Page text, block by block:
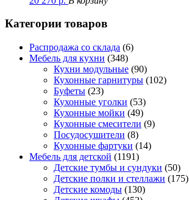
Категории товаров
Распродажа со склада (6)
Мебель для кухни (348)
Кухни модульные (90)
Кухонные гарнитуры (102)
Буфеты (23)
Кухонные уголки (53)
Кухонные мойки (49)
Кухонные смесители (9)
Посудосушители (8)
Кухонные фартуки (14)
Мебель для детской (1191)
Детские тумбы и сундуки (50)
Детские полки и стеллажи (175)
Детские комоды (130)